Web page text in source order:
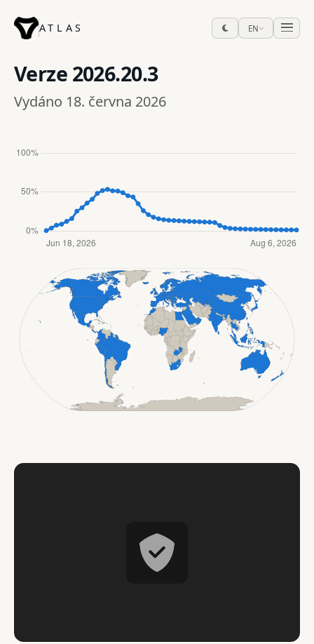
ATLAS EN
Verze 2026.20.3
Vydáno 18. června 2026